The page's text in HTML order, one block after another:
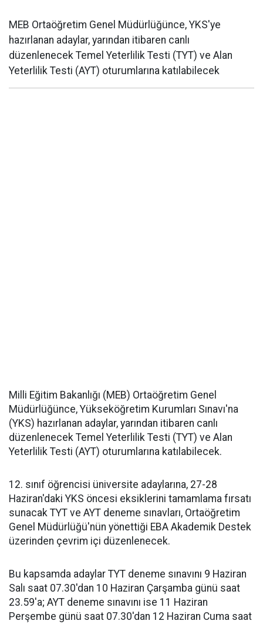
MEB Ortaöğretim Genel Müdürlüğünce, YKS'ye
hazırlanan adaylar, yarından itibaren canlı
düzenlenecek Temel Yeterlilik Testi (TYT) ve Alan
Yeterlilik Testi (AYT) oturumlarına katılabilecek
Milli Eğitim Bakanlığı (MEB) Ortaöğretim Genel
Müdürlüğünce, Yükseköğretim Kurumları Sınavı'na
(YKS) hazırlanan adaylar, yarından itibaren canlı
düzenlenecek Temel Yeterlilik Testi (TYT) ve Alan
Yeterlilik Testi (AYT) oturumlarına katılabilecek.
12. sınıf öğrencisi üniversite adaylarına, 27-28
Haziran'daki YKS öncesi eksiklerini tamamlama fırsatı
sunacak TYT ve AYT deneme sınavları, Ortaöğretim
Genel Müdürlüğü'nün yönettiği EBA Akademik Destek
üzerinden çevrim içi düzenlenecek.
Bu kapsamda adaylar TYT deneme sınavını 9 Haziran
Salı saat 07.30'dan 10 Haziran Çarşamba günü saat
23.59'a; AYT deneme sınavını ise 11 Haziran
Perşembe günü saat 07.30'dan 12 Haziran Cuma saat